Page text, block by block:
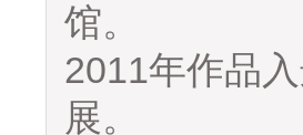
馆。
2011年作品
展。